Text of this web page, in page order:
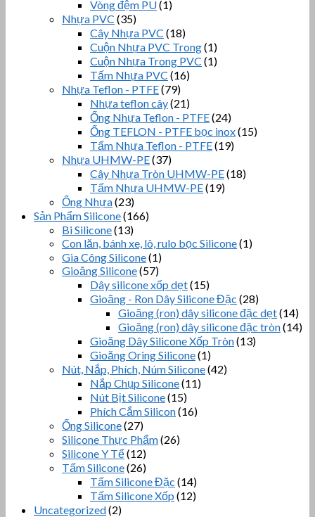
Vòng đệm PU(1)
Nhựa PVC (35)
Cây Nhựa PVC (18)
Cuộn Nhựa PVC Trong(1)
Cuộn Nhựa Trong PVC (1)
Tấm Nhựa PVC (16)
Nhựa Teflon - PTFE(79)
Nhựa teflon cây(21)
Ống Nhựa Teflon - PTFE(24)
Ống TEFLON - PTFE bọc inox(15)
Tấm Nhựa Teflon - PTFE(19)
Nhựa UHMW-PE(37)
Cây Nhựa Tròn UHMW-PE(18)
Tấm Nhựa UHMW-PE(19)
Ống Nhựa(23)
Sản Phẩm Silicone(166)
Bi Silicone(13)
Con lăn, bánh xe, lô, rulo bọc Silicone(1)
Gia Công Silicone(1)
Gioăng Silicone(57)
Dây silicone xốp dẹt(15)
Gioăng - Ron Dây Silicone Đặc (28)
Gioăng (ron) dây silicone đặc dẹt(14)
Gioăng (ron) dây silicone đặc tròn(14)
Gioăng Dây Silicone Xốp Tròn(13)
Gioăng Oring Silicone(1)
Nút, Nắp, Phích, Núm Silicone(42)
Nắp Chụp Silicone(11)
Nút Bịt Silicone(15)
Phích Cắm Silicon(16)
Ống Silicone(27)
Silicone Thực Phẩm(26)
Silicone Y Tế(12)
Tấm Silicone(26)
Tấm Silicone Đặc (14)
Tấm Silicone Xốp (12)
Uncategorized(2)